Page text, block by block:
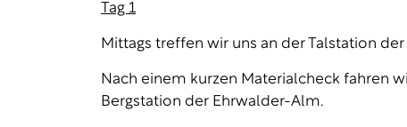
Tag 1
Mittags treffen wir uns an der Talstation
Nach einem kurzen Materialcheck fahren
Bergstation der Ehrwalder-Alm.